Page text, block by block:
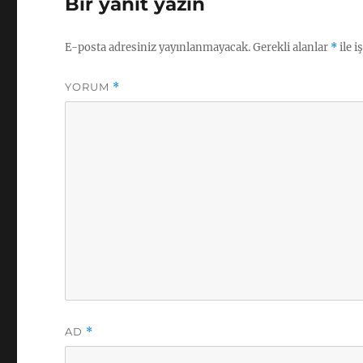
E-posta adresiniz yayınlanmayacak.Gerekli alanlar *ile
YORUM *
AD *